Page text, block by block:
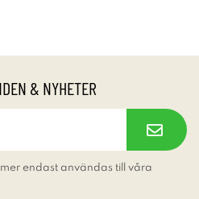
& NYHETER
endast användas till våra